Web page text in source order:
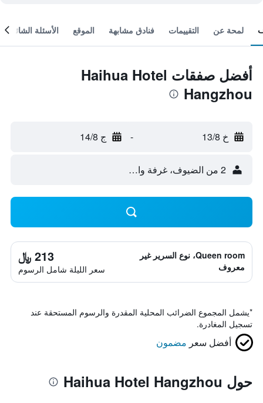
لمحة عن التقييمات فنادق مشابهة الموقع الأسئلة الشائعة
أفضل صفقات Haihua Hotel
Hangzhou
خ 13/8 - ج 14/8
2 من الضيوف، غرفة واحدة
Queen room، نوع السرير غير
معروف
213 ﷼
سعر الليلة شامل الرسوم
*يشمل المجموع الضرائب المحلية المقدرة والرسوم المستحقة عند
تسجيل المغادرة.
أفضل سعر مضمون
حول Haihua Hotel Hangzhou